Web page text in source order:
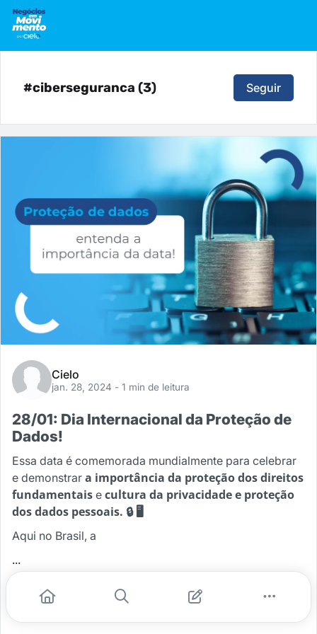
#ciberseguranca (3) Seguir
Cielo
jan. 28, 2024 - 1 min de leitura
28/01: Dia Internacional da Proteção de
Dados!
Essa data é comemorada mundialmente para celebrar
e demonstrar a importância da proteção dos direitos
fundamentais e cultura da privacidade e proteção
dos dados pessoais. 🔒 🖥️
Aqui no Brasil, a
...
#dados #seguranca
#ciberseguranca